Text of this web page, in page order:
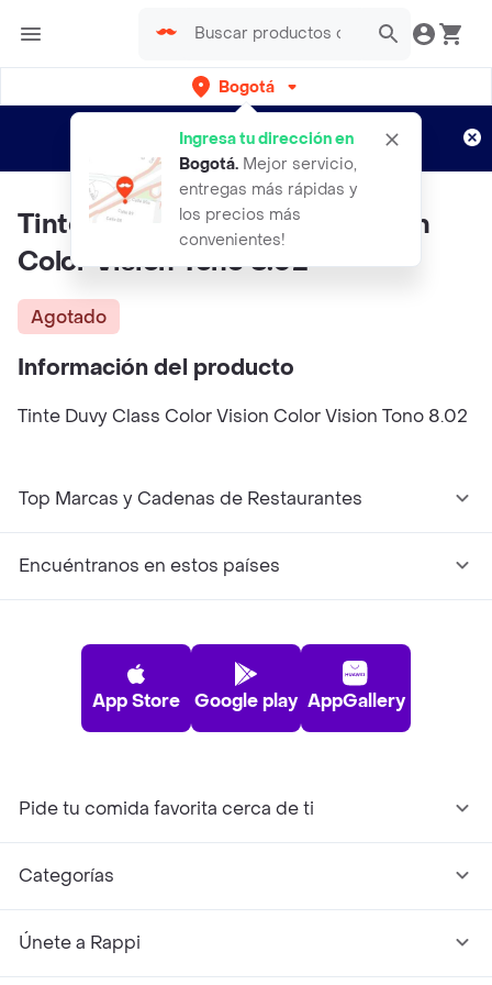
Bogotá
Ingresa tu dirección en
Bogotá. Mejor servicio,
entregas más rápidas y
los precios más
convenientes!
envíos gratis por semanas
Aplican TyC
Tinte DUVY CLASS Color Vision
Color Vision Tono 8.02
Agotado
Información del producto
Tinte Duvy Class Color Vision Color Vision Tono 8.02
Top Marcas y Cadenas de Restaurantes
Encuéntranos en estos países
App Store Google play AppGallery
Pide tu comida favorita cerca de ti
Categorías
Únete a Rappi